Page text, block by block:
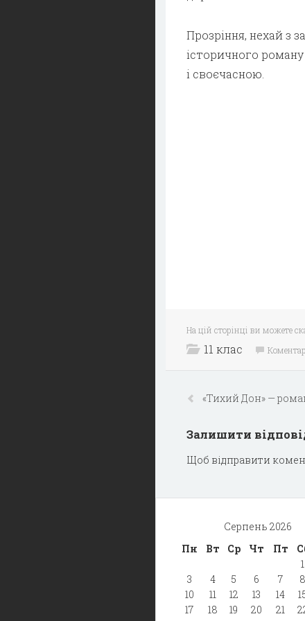
Прозріння, нехай з
історичного
і своєчасною.
На цій сторінці ви можете
11 клас
«Тихий Дон» —
Залишити
Щоб відправити
Серпень 2026
Пн
Вт Ср Чт Пт
1
3
4 5 6 7 8
10
11 12 13 14
17
18 19 20 21